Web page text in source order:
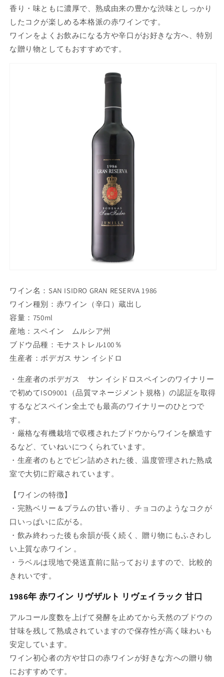
香り・味ともに濃厚で、熟成由来の豊かな渋味としっかり
したコクが楽しめる本格派の赤ワインです。
ワインをよくお飲みになる方や辛口がお好きな方へ、特別
な贈り物としてもおすすめです。
ワイン名：SAN ISIDRO GRAN RESERVA 1986
ワイン種別：赤ワイン（辛口）蔵出し
容量：750ml
産地：スペイン ムルシア州
ブドウ品種：モナストレル100％
生産者：ボデガス サン イシドロ
・生産者のボデガス サン イシドロスペインのワイナリー
で初めてISO9001（品質マネージメント規格）の認証を取得
するなどスペイン全土でも最高のワイナリーのひとつで
す。
・厳格な有機栽培で収穫されたブドウからワインを醸造す
るなど、ていねいにつくられています。
・生産者のもとでビン詰めされた後、温度管理された熟成
室で大切に貯蔵されています。
【ワインの特徴】
・完熟ベリー＆プラムの甘い香り、チョコのようなコクが
口いっぱいに広がる。
・飲み終わった後も余韻が長く続く、贈り物にもふさわし
い上質な赤ワイン 。
・ラベルは現地で発送直前に貼っておりますので、比較的
きれいです。
1986年 赤ワイン リヴザルト リヴェイラック 甘口
アルコール度数を上げて発酵を止めてから天然のブドウの
甘味を残して熟成されていますので保存性が高く味わいも
安定しています。
ワイン初心者の方や甘口の赤ワインが好きな方への贈り物
におすすめです。